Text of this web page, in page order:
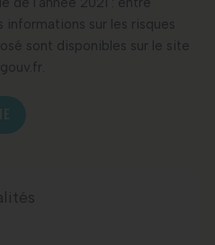
informations sur les risques
sont disponibles sur le site